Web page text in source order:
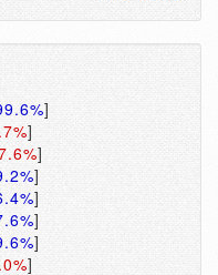
]
]
]
]
]
]
]
]